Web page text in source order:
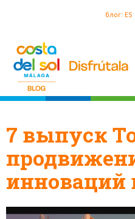
ES |
блог:
7 выпуск
инноваций